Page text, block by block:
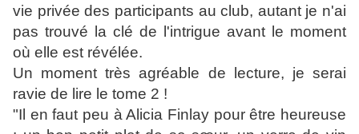
vie privée des participants au club, autant je n'ai
pas trouvé la clé de l'intrigue avant le moment
où elle est révélée.
Un moment très agréable de lecture, je serai
ravie de lire le tome 2 !
"Il en faut peu à Alicia Finlay pour être heureuse